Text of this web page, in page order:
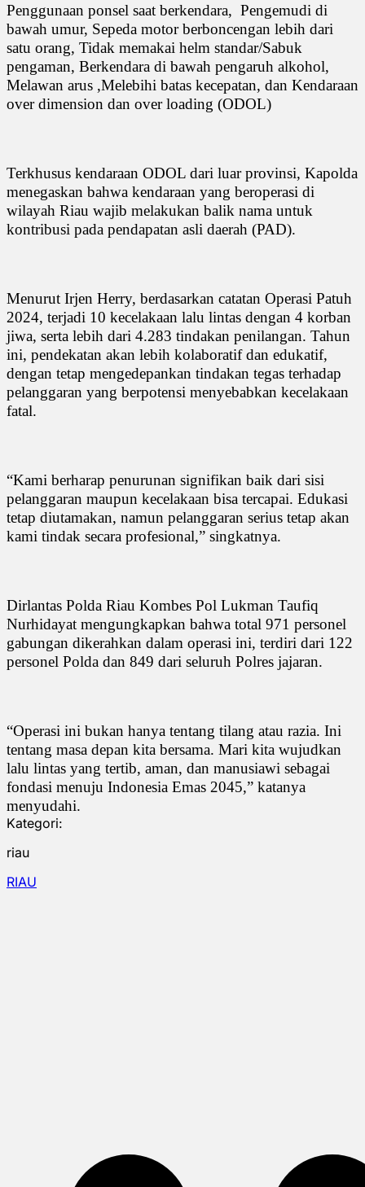
Penggunaan ponsel saat berkendara, Pengemudi di
bawah umur, Sepeda motor berboncengan lebih dari
satu orang, Tidak memakai helm standar/Sabuk
pengaman, Berkendara di bawah pengaruh alkohol,
Melawan arus ,Melebihi batas kecepatan, dan Kendaraan
over dimension dan over loading (ODOL)
Terkhusus kendaraan ODOL dari luar provinsi, Kapolda
menegaskan bahwa kendaraan yang beroperasi di
wilayah Riau wajib melakukan balik nama untuk
kontribusi pada pendapatan asli daerah (PAD).
Menurut Irjen Herry, berdasarkan catatan Operasi Patuh
2024, terjadi 10 kecelakaan lalu lintas dengan 4 korban
jiwa, serta lebih dari 4.283 tindakan penilangan. Tahun
ini, pendekatan akan lebih kolaboratif dan edukatif,
dengan tetap mengedepankan tindakan tegas terhadap
pelanggaran yang berpotensi menyebabkan kecelakaan
fatal.
“Kami berharap penurunan signifikan baik dari sisi
pelanggaran maupun kecelakaan bisa tercapai. Edukasi
tetap diutamakan, namun pelanggaran serius tetap akan
kami tindak secara profesional,” singkatnya.
Dirlantas Polda Riau Kombes Pol Lukman Taufiq
Nurhidayat mengungkapkan bahwa total 971 personel
gabungan dikerahkan dalam operasi ini, terdiri dari 122
personel Polda dan 849 dari seluruh Polres jajaran.
“Operasi ini bukan hanya tentang tilang atau razia. Ini
tentang masa depan kita bersama. Mari kita wujudkan
lalu lintas yang tertib, aman, dan manusiawi sebagai
fondasi menuju Indonesia Emas 2045,” katanya
menyudahi.
Kategori:
riau
RIAU